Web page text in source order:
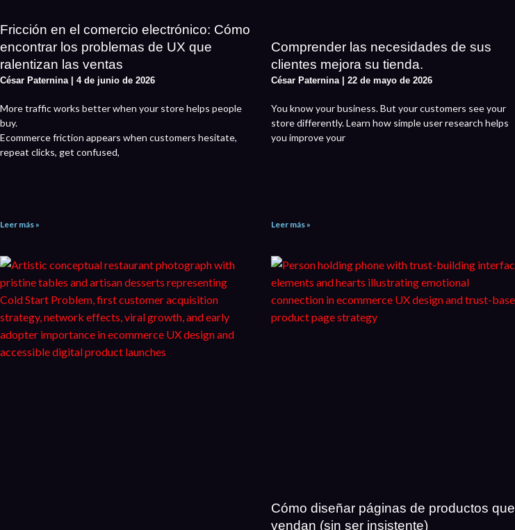
Fricción en el comercio electrónico: Cómo
encontrar los problemas de UX que
ralentizan las ventas
César Paternina 4 de junio de 2026
More traffic works better when your store helps people
buy.
Ecommerce friction appears when customers hesitate,
repeat clicks, get confused,
Leer más »
Comprender las necesidades de sus
clientes mejora su tienda.
César Paternina 22 de mayo de 2026
You know your business. But your customers see your
store differently. Learn how simple user research helps
you improve your
Leer más »
Cómo diseñar páginas de productos que
vendan (sin ser insistente)